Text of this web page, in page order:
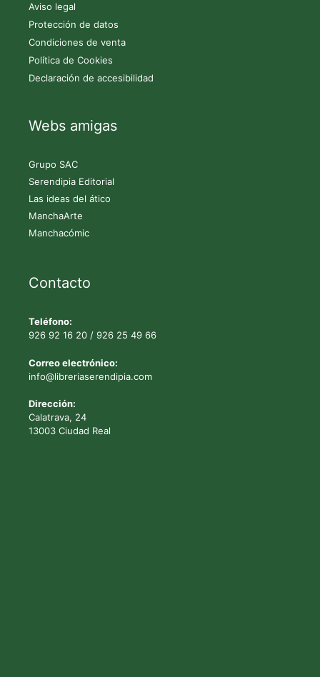
Aviso legal
Protección de datos
Condiciones de venta
Política de Cookies
Declaración de accesibilidad
Webs amigas
Grupo SAC
Serendipia Editorial
Las ideas del ático
ManchaArte
Manchacómic
Contacto
Teléfono:
926 92 16 20 / 926 25 49 66
Correo electrónico:
info@libreriaserendipia.com
Dirección:
Calatrava, 24
13003 Ciudad Real